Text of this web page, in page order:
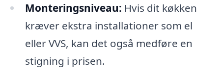
Monteringsniveau: Hvis dit køkken
kræver ekstra installationer som el
eller VVS, kan det også medføre en
stigning i prisen.